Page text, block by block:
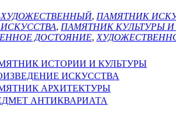
, ПАМЯТНИК
, ПАМЯТНИК КУЛЬТУРЫ
ДОСТОЯНИЕ,
ИСТОРИИ И КУЛЬТУРЫ
ИСКУССТВА
АРХИТЕКТУРЫ
АНТИКВАРИАТА